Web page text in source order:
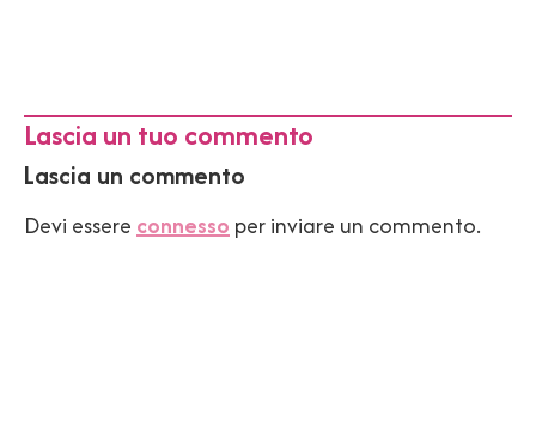
Lascia un tuo commento
Lascia un commento
Devi essereconnessoper inviare un commento.